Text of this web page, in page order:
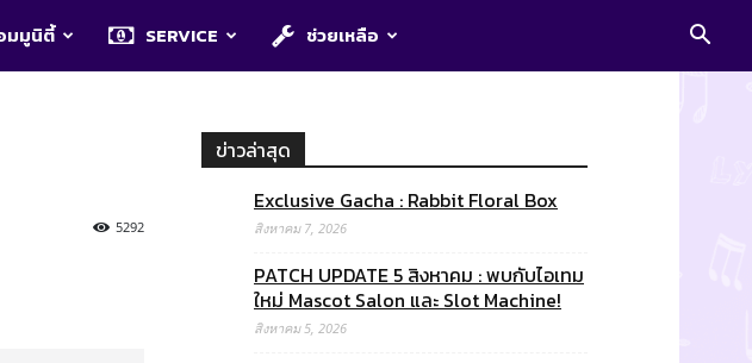
มมูนิตี้ SERVICE ช่วยเหลือ
5292
ข่าวล่าสุด
Exclusive Gacha : Rabbit Floral Box
สิงหาคม 7, 2026
PATCH UPDATE 5 สิงหาคม : พบกับไอเทม
ใหม่ Mascot Salon และ Slot Machine!
สิงหาคม 5, 2026